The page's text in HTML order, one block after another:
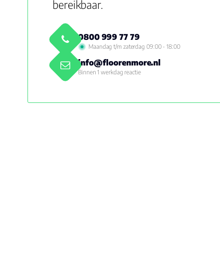
bereikbaar.
0800 999 77 79
Maandag t/m zaterdag 09:00 - 18:00
info@floorenmore.nl
Binnen 1 werkdag reactie